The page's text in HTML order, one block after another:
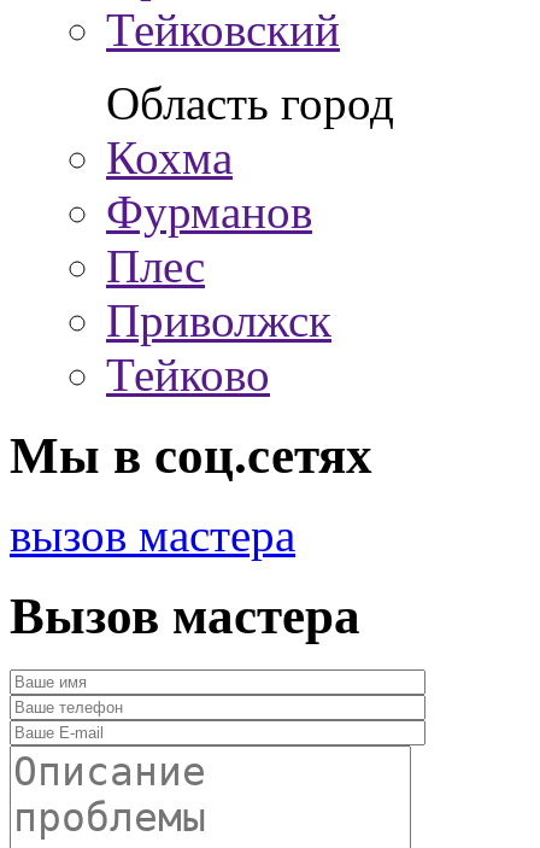
Тейковский
Область город
Кохма
Фурманов
Плес
Приволжск
Тейково
Мы в соц.сетях
вызов мастера
Вызов мастера